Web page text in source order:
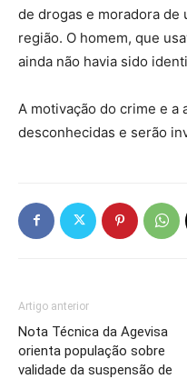
de drogas e moradora de
região. O homem, que
ainda não havia sido
A motivação do crime e a
desconhecidas e serão
Artigo anterior
Nota Técnica da Agevisa
orienta população sobre
validade da suspensão de